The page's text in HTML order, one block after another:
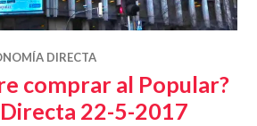
DIRECTA
comprar al Popular?
22-5-2017